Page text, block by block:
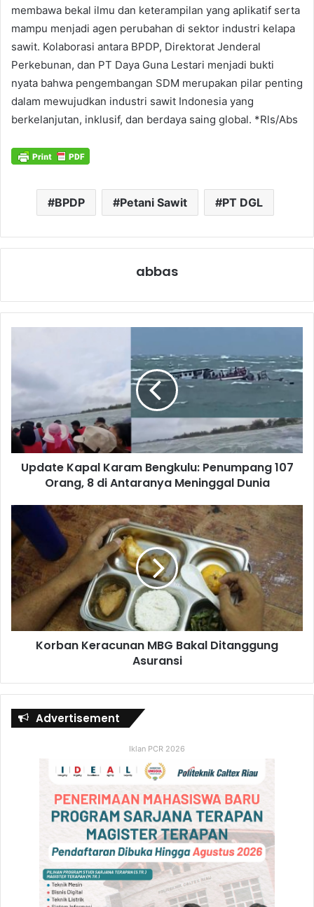
membawa bekal ilmu dan keterampilan yang aplikatif serta
mampu menjadi agen perubahan di sektor industri kelapa
sawit. Kolaborasi antara BPDP, Direktorat Jenderal
Perkebunan, dan PT Daya Guna Lestari menjadi bukti
nyata bahwa pengembangan SDM merupakan pilar penting
dalam mewujudkan industri sawit Indonesia yang
berkelanjutan, inklusif, dan berdaya saing global. *Rls/Abs
BPDP Petani Sawit PT DGL
abbas
Update Kapal Karam Bengkulu: Penumpang 107
Orang, 8 di Antaranya Meninggal Dunia
Korban Keracunan MBG Bakal Ditanggung
Asuransi
Advertisement
Iklan PCR 2026